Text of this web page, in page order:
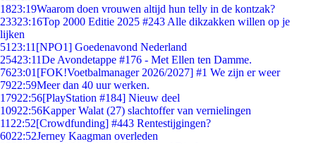
1823:19Waarom doen vrouwen altijd hun telly in de kontzak?
23323:16Top 2000 Editie 2025 #243 Alle dikzakken willen op je
lijken
51 23:11 [NPO1] Goedenavond Nederland
25423:11De Avondetappe #176 - Met Ellen ten Damme.
7623:01 [FOK!Voetbalmanager 2026/2027] #1 We zijn er weer
7922:59Meer dan 40 uur werken.
17922:56[PlayStation #184] Nieuw deel
10922:56Kapper Walat (27) slachtoffer van vernielingen
11 22:52[Crowdfunding] #443 Rentestijgingen?
6022:52Jerney Kaagman overleden